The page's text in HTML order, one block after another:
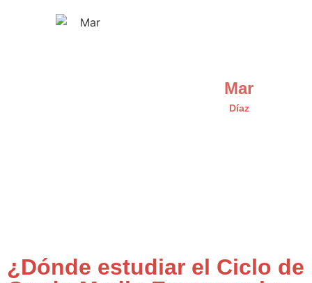
Mar
Díaz
¿Dónde estudiar el Ciclo de